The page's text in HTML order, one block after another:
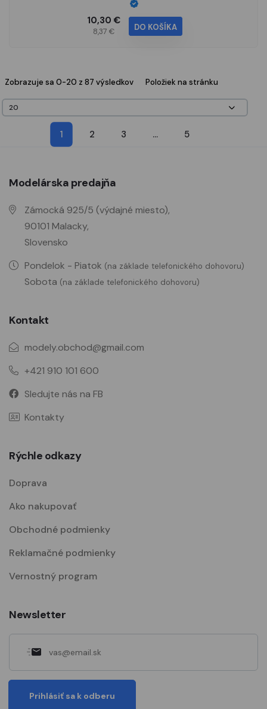
10,30 €
8,37 € DO KOŠÍKA
Zobrazuje sa 0-20 z 87 výsledkov Položiek na stránku
1 2 3 ... 5
Modelárska predajňa
Zámocká 925/5 (výdajné miesto),
90101 Malacky,
Slovensko
Pondelok - Piatok (na základe telefonického dohovoru)
Sobota (na základe telefonického dohovoru)
Kontakt
modely.obchod@gmail.com
+421 910 101 600
Sledujte nás na FB
Kontakty
Rýchle odkazy
Doprava
Ako nakupovať
Obchodné podmienky
Reklamačné podmienky
Vernostný program
Newsletter
Prihlásiť sa k odberu